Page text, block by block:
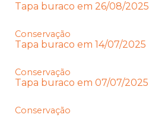
Tapa buraco em 26/08/2025
Conservação
Tapa buraco em 14/07/2025
Conservação
Tapa buraco em 07/07/2025
Conservação